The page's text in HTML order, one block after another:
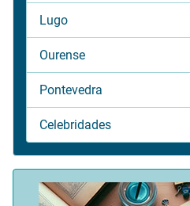
Lugo
Ourense
Pontevedra
Celebridades